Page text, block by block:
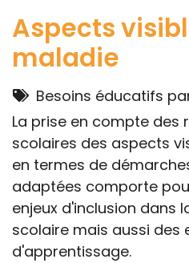
Aspects
maladie
Besoins éducatifs
La prise en compte des
scolaires des aspects
en termes de
adaptées comporte
enjeux d'inclusion dans
scolaire mais aussi des
d'apprentissage.